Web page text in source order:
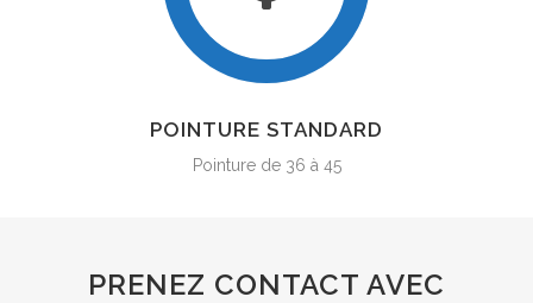
POINTURE STANDARD
Pointure de 36 à 45
PRENEZ CONTACT AVEC